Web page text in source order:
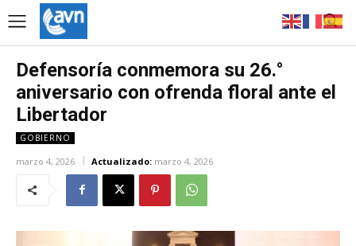
Defensoría conmemora su 26.°
aniversario con ofrenda floral ante el
Libertador
GOBIERNO
marzo 4, 2026 Actualizado: marzo 4, 2026